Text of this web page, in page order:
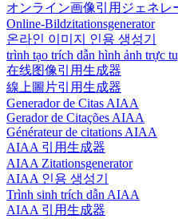
オンライン画像引用ジェネレ
Online-Bildzitationsgenerator
온라인 이미지 인용 생성기
trình tạo trích dẫn hình ảnh trực
在线图像引用生成器
線上圖片引用生成器
Generador de Citas AIAA
Gerador de Citações AIAA
Générateur de citations AIAA
AIAA 引用生成器
AIAA Zitationsgenerator
AIAA 인용 생성기
Trình sinh trích dẫn AIAA
AIAA 引用生成器